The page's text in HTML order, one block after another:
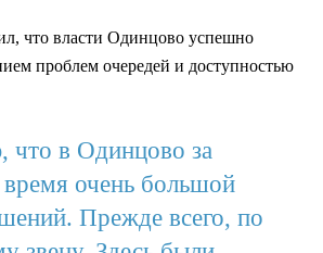
что власти Одинцово успешно
проблем очередей и доступностью
что в Одинцово за
время очень большой
Прежде всего, по